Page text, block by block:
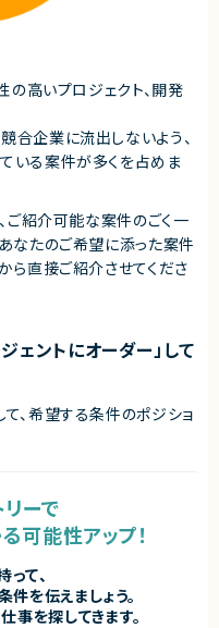
の大きいポジションです！
わることができます！
環境です！
ことができます！
も担保されています！
高いプロジェクト、開発
合企業に流出しないよう、
いる案件が多くを占めま
紹介可能な案件のごく一
あなたのご希望に添った案件
ら直接ご紹介させてくださ
ェントにオーダー」して
、希望する条件のポジショ
ーで
可能性アップ！
て、
を伝えましょう。
事を探してきます。